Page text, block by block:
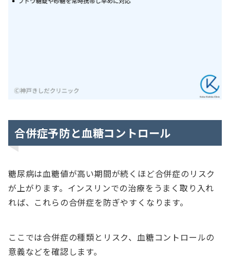
合併症予防と血糖コントロール
糖尿病は血糖値が高い期間が続くほど合併症のリスク
が上がります。インスリンでの治療をうまく取り入れ
れば、これらの合併症を防ぎやすくなります。
ここでは合併症の種類とリスク、血糖コントロールの
意義などを確認します。